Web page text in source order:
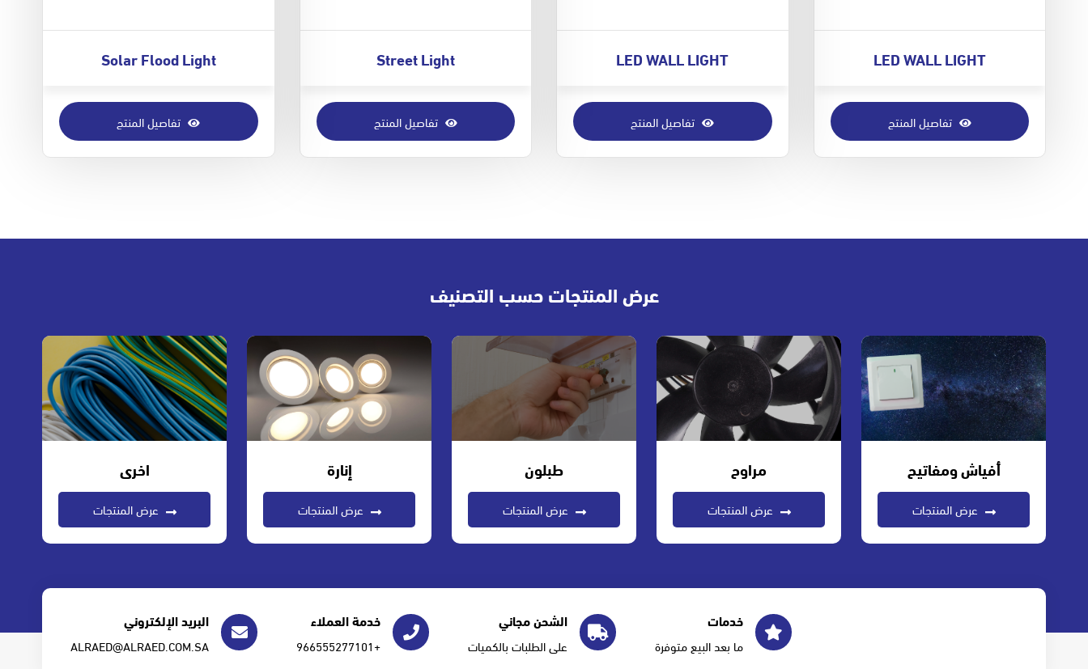
LED WALL LIGHT
تفاصيل المنتج
LED WALL LIGHT
تفاصيل المنتج
Street Light
تفاصيل المنتج
Solar Flood Light
تفاصيل المنتج
عرض المنتجات حسب التصنيف
أفياش ومفاتيح
عرض المنتجات
مراوح
عرض المنتجات
طبلون
عرض المنتجات
إنارة
عرض المنتجات
اخرى
عرض المنتجات
خدمات
ما بعد البيع متوفرة
الشحن مجاني
على الطلبات بالكميات
خدمة العملاء
+966555277101
البريد الإلكتروني
ALRAED@ALRAED.COM.SA